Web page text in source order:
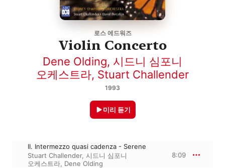
로스 에드워즈
Violin Concerto
Dene Olding, 시드니 심포니
오케스트라, Stuart Challender
1993
미리 듣기
II. Intermezzo quasi cadenza - Serene
Stuart Challender, 시드니 심포니
오케스트라, Dene Olding
8:09